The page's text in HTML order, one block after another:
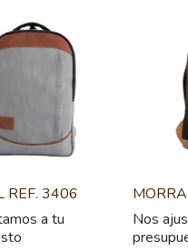
REF. 3406
a tu
Nos